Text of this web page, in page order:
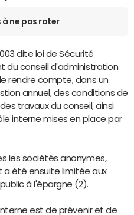
à ne pas rater
dite loi de Sécurité
du conseil d'administration
rendre compte, dans un
annuel , des conditions de
travaux du conseil, ainsi
interne mises en place par
les sociétés anonymes,
a été ensuite limitée aux
à l'épargne (2).
est de prévenir et de